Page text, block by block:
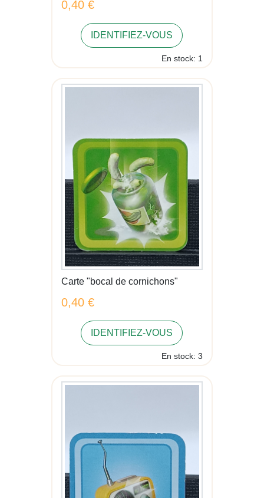
0,40 €
IDENTIFIEZ-VOUS
En stock: 1
Carte "bocal de cornichons"
0,40 €
IDENTIFIEZ-VOUS
En stock: 3